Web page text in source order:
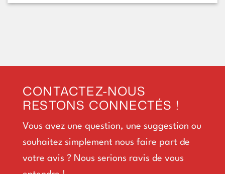
CONTACTEZ-NOUS
RESTONS CONNECTÉS !
Vous avez une question, une suggestion ou
souhaitez simplement nous faire part de
votre avis ? Nous serions ravis de vous